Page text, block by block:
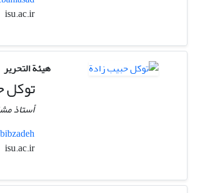
baniasad
isu.ac.ir
هيئة التحرير
توکل
أستاذ
habibzadeh
isu.ac.ir